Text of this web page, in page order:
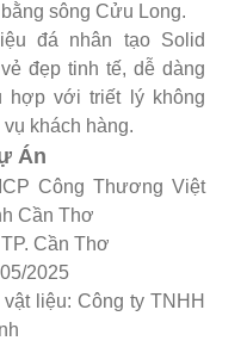
sông Cửu Long.
đá nhân tạo Solid
đẹp tinh tế, dễ dàng
hợp với triết lý không
khách hàng.
Án
Công Thương Việt
Cần Thơ
Cần Thơ
2025
liệu: Công ty TNHH